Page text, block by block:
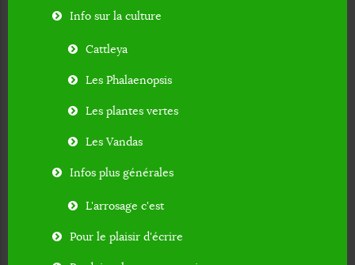
Info sur la culture
Cattleya
Les Phalaenopsis
Les plantes vertes
Les Vandas
Infos plus générales
L'arrosage c'est
Pour le plaisir d'écrire